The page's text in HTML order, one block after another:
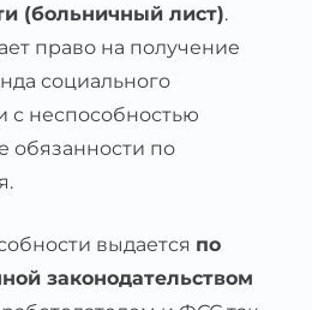
(больничный лист).
право на получение
социального
с неспособностью
обязанности по
выдается по
законодательством